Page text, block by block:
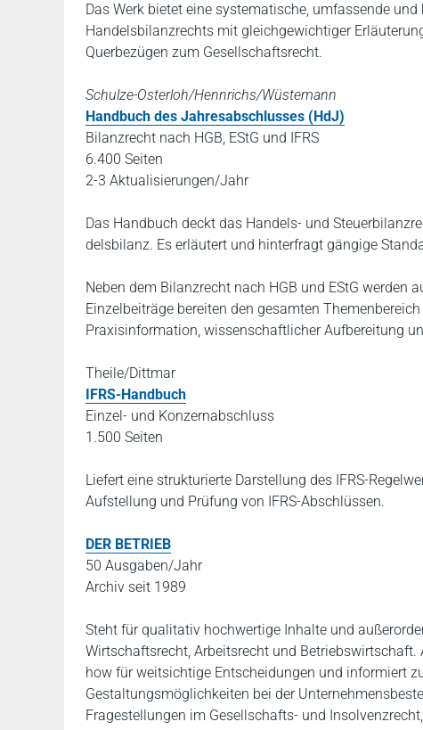
Das Werk bietet eine systematische, umfassende
Handelsbilanzrechts mit gleichgewichtiger
Querbezügen zum Gesellschaftsrecht.
Schulze-Osterloh/Hennrichs/Wüstemann
Handbuch des Jahresabschlusses (HdJ)
Bilanzrecht nach HGB, EStG und IFRS
6.400 Seiten
2-3 Aktualisierungen/Jahr
Das Handbuch deckt das Handels- und
delsbilanz. Es erläutert und hinterfragt gängige
Neben dem Bilanzrecht nach HGB und EStG werden
Einzelbeiträge bereiten den gesamten
Praxisinformation, wissenschaftlicher Aufbereitung
Theile/Dittmar
IFRS-Handbuch
Einzel- und Konzernabschluss
1.500 Seiten
Liefert eine strukturierte Darstellung des IFRS-
Aufstellung und Prüfung von IFRS-Abschlüssen.
DER BETRIEB
50 Ausgaben/Jahr
Archiv seit 1989
Steht für qualitativ hochwertige Inhalte und
Wirtschaftsrecht, Arbeitsrecht und
how für weitsichtige Entscheidungen und informiert
Gestaltungsmöglichkeiten bei der
Fragestellungen im Gesellschafts- und